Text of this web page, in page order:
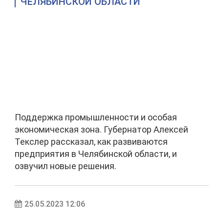
Поддержка промышленности и особая
экономическая зона. Губернатор Алексей
Текслер рассказал, как развиваются
предприятия в Челябинской области, и
озвучил новые решения.
25.05.2023 12:06